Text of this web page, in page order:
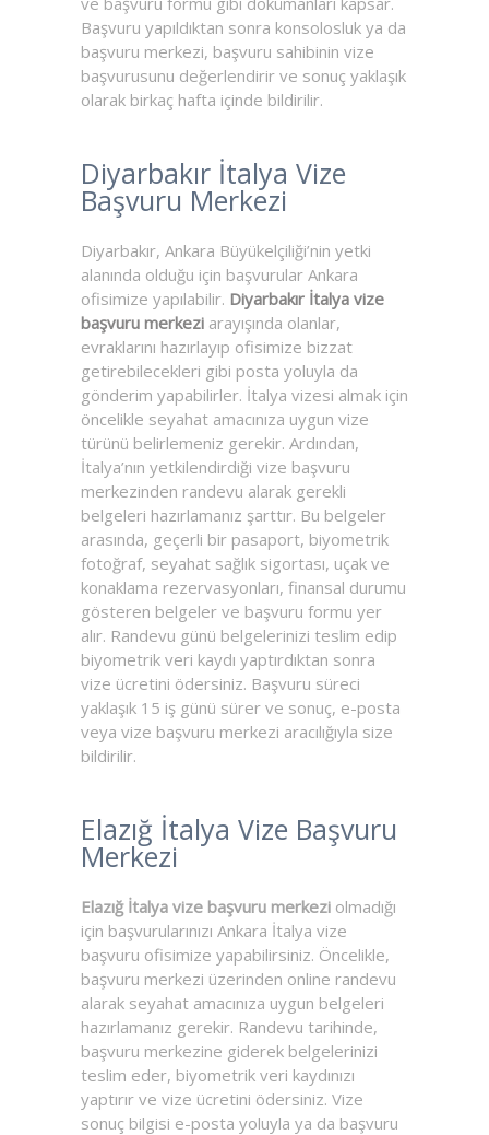
Başvuru yapıldıktan sonra konsolosluk ya da
başvuru merkezi, başvuru sahibinin vize
başvurusunu değerlendirir ve sonuç yaklaşık
olarak birkaç hafta içinde bildirilir.
Diyarbakır İtalya Vize
Başvuru Merkezi
Diyarbakır, Ankara Büyükelçiliği’nin yetki
alanında olduğu için başvurular Ankara
ofisimize yapılabilir. Diyarbakır İtalya vize
başvuru merkezi arayışında olanlar,
evraklarını hazırlayıp ofisimize bizzat
getirebilecekleri gibi posta yoluyla da
gönderim yapabilirler. İtalya vizesi almak için
öncelikle seyahat amacınıza uygun vize
türünü belirlemeniz gerekir. Ardından,
İtalya’nın yetkilendirdiği vize başvuru
merkezinden randevu alarak gerekli
belgeleri hazırlamanız şarttır. Bu belgeler
arasında, geçerli bir pasaport, biyometrik
fotoğraf, seyahat sağlık sigortası, uçak ve
konaklama rezervasyonları, finansal durumu
gösteren belgeler ve başvuru formu yer
alır. Randevu günü belgelerinizi teslim edip
biyometrik veri kaydı yaptırdıktan sonra
vize ücretini ödersiniz. Başvuru süreci
yaklaşık 15 iş günü sürer ve sonuç, e-posta
veya vize başvuru merkezi aracılığıyla size
bildirilir.
Elazığ İtalya Vize Başvuru
Merkezi
Elazığ İtalya vize başvuru merkezi olmadığı
için başvurularınızı Ankara İtalya vize
başvuru ofisimize yapabilirsiniz. Öncelikle,
başvuru merkezi üzerinden online randevu
alarak seyahat amacınıza uygun belgeleri
hazırlamanız gerekir. Randevu tarihinde,
başvuru merkezine giderek belgelerinizi
teslim eder, biyometrik veri kaydınızı
yaptırır ve vize ücretini ödersiniz. Vize
sonuç bilgisi e-posta yoluyla ya da başvuru